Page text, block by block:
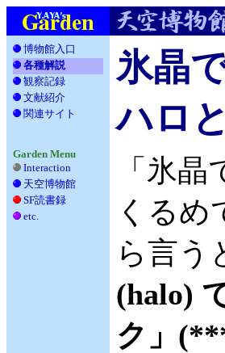
博物館入口
各種解説
観察記録
文献紹介
関連サイト
Garden Menu
Interaction
天空博物館
SF読書録
etc.
氷晶
ハロ
「氷
くるめ
ら言う
(halo)
ク」